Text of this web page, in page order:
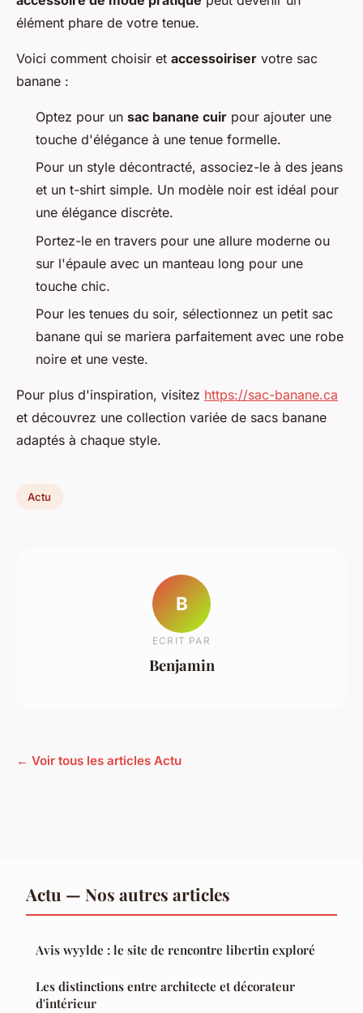
élément phare de votre tenue.
Voici comment choisir et accessoiriser votre sac
banane :
Optez pour un sac banane cuir pour ajouter une
touche d'élégance à une tenue formelle.
Pour un style décontracté, associez-le à des jeans
et un t-shirt simple. Un modèle noir est idéal pour
une élégance discrète.
Portez-le en travers pour une allure moderne ou
sur l'épaule avec un manteau long pour une
touche chic.
Pour les tenues du soir, sélectionnez un petit sac
banane qui se mariera parfaitement avec une robe
noire et une veste.
Pour plus d'inspiration, visitez https://sac-banane.ca
et découvrez une collection variée de sacs banane
adaptés à chaque style.
Actu
B
ECRIT PAR
Benjamin
← Voir tous les articles Actu
Actu — Nos autres articles
Avis wyylde : le site de rencontre libertin exploré
Les distinctions entre architecte et décorateur
d'intérieur